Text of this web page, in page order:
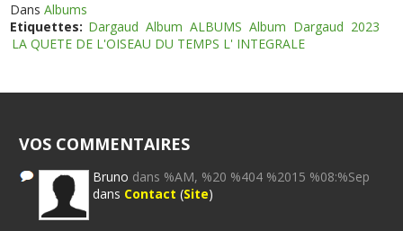
DansAlbums
Etiquettes: Dargaud Album ALBUMS Album Dargaud 2023
LA QUETE DE L'OISEAU DU TEMPS L' INTEGRALE
VOS COMMENTAIRES
Bruno dans %AM, %20 %404 %2015 %08:%Sep
dans Contact (Site)